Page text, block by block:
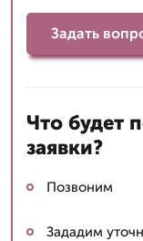
Задать
Что будет
заявки?
Позвоним
Зададим